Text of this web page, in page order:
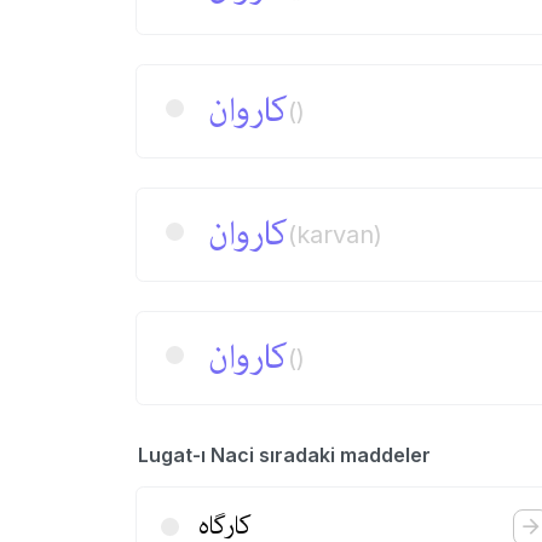
كاروان()
كاروان(karvan)
كاروان()
Lugat-ı Naci sıradaki maddeler
كارگاه